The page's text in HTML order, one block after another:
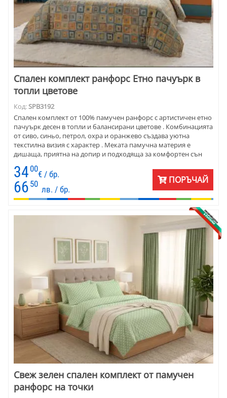
Спален комплект ранфорс Етно пачуърк в
топли цветове
Код:SPB3192
Спален комплект от 100% памучен ранфорс с артистичен етно
пачуърк десен в топли и балансирани цветове . Комбинацията
от сиво, синьо, петрол, охра и оранжево създава уютна
текстилна визия с характер . Меката памучна материя е
дишаща, приятна на допир и подходяща за комфортен сън
34 00
€ / бр.
66 50
лв. / бр.
ПОРЪЧАЙ
Свеж зелен спален комплект от памучен
ранфорс на точки